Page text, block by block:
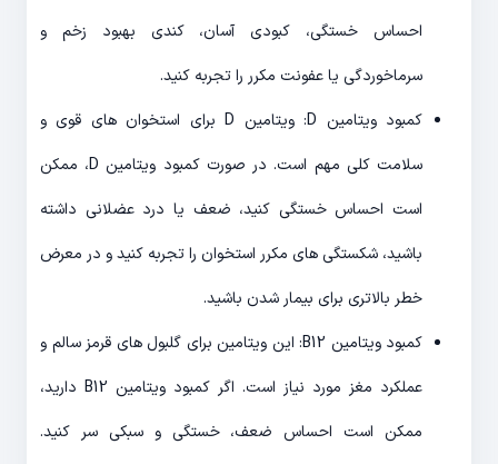
احساس خستگی، کبودی آسان، کندی بهبود زخم و
سرماخوردگی یا عفونت مکرر را تجربه کنید.
کمبود ویتامین D: ویتامین D برای استخوان های قوی و
سلامت کلی مهم است. در صورت کمبود ویتامین D، ممکن
است احساس خستگی کنید، ضعف یا درد عضلانی داشته
باشید، شکستگی های مکرر استخوان را تجربه کنید و در معرض
خطر بالاتری برای بیمار شدن باشید.
کمبود ویتامین B12: این ویتامین برای گلبول های قرمز سالم و
عملکرد مغز مورد نیاز است. اگر کمبود ویتامین B12 دارید،
ممکن است احساس ضعف، خستگی و سبکی سر کنید.